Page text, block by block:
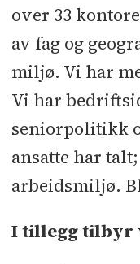
over 33
av fag og
miljø. Vi har
Vi har
seniorpolitikk
ansatte har
arbeidsmiljø.
I tillegg tilbyr